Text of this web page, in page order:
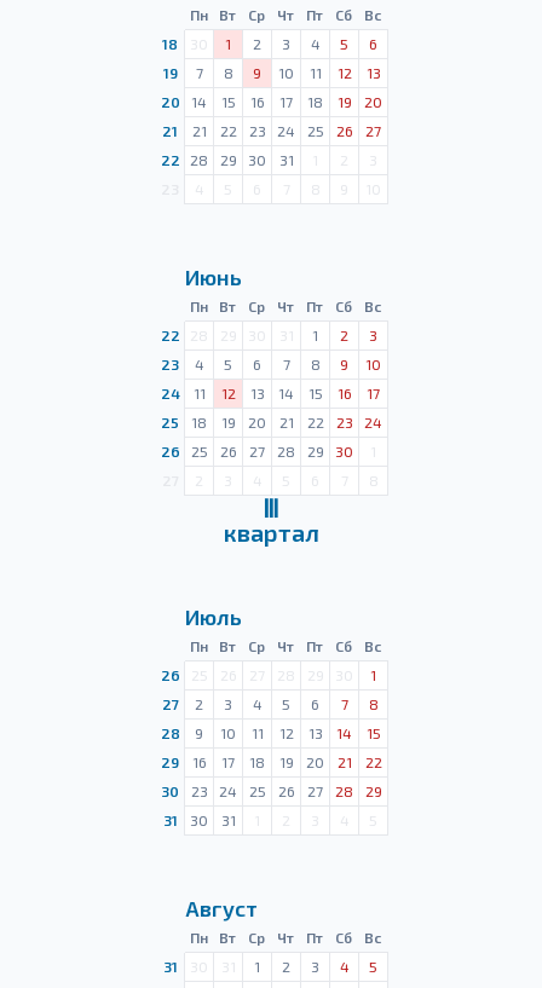
Пн Вт Ср Чт Пт Сб
Вс
18
30 1 2 3 4 5
6
19
7 8 9 10 11 12
13
20
14 15 16 17 18 19
20
21
21 22 23 24 25 26
27
22
28 29 30 31 1 2
3
4 5 6 7 8 9 10
Июнь
Пн Вт Ср Чт Пт Сб
Вс
22
28 29 30 31 1 2
3
23
4 5 6 7 8 9
10
24
11 12 13 14 15 16
17
25
18 19 20 21 22 23
24
26
25 26 27 28 29 30
1
2 3 4 5 6 7 8
Ⅲ
квартал
Июль
Пн Вт Ср Чт Пт Сб
Вс
26
25 26 27 28 29 30
1
27
2 3 4 5 6 7
8
28
9 10 11 12 13 14
15
29
16 17 18 19 20 21
22
30
23 24 25 26 27 28
29
31
30 31 1 2 3 4 5
Август
Пн Вт Ср Чт Пт Сб
Вс
31
30 31 1 2 3 4
5